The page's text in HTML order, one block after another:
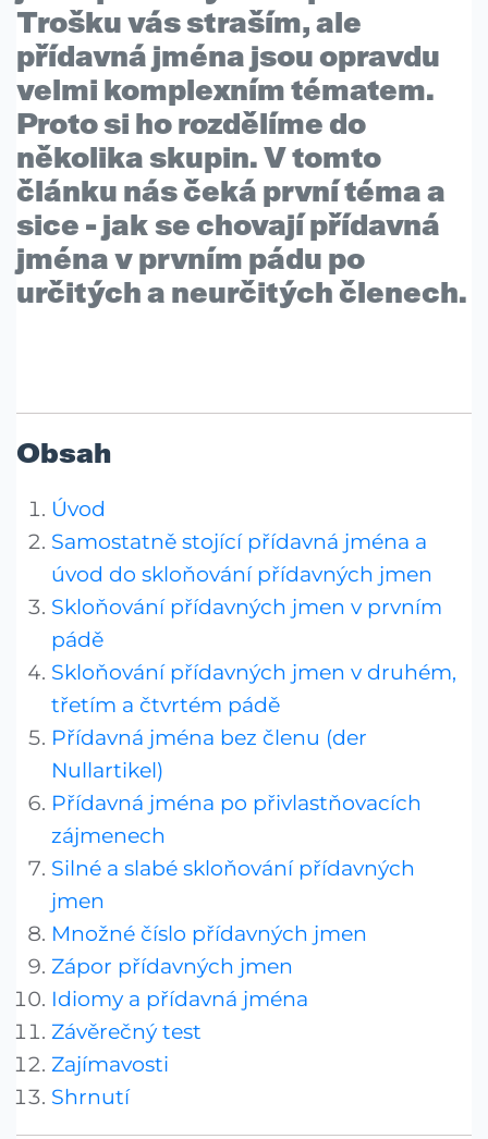
Trošku vás straším, ale
přídavná jména jsou opravdu
velmi komplexním tématem.
Proto si ho rozdělíme do
několika skupin. V tomto
článku nás čeká první téma a
sice - jak se chovají přídavná
jména v prvním pádu po
určitých a neurčitých členech.
Obsah
Úvod
Samostatně stojící přídavná jména a
úvod do skloňování přídavných jmen
Skloňování přídavných jmen v prvním
pádě
Skloňování přídavných jmen v druhém,
třetím a čtvrtém pádě
Přídavná jména bez členu (der
Nullartikel)
Přídavná jména po přivlastňovacích
zájmenech
Silné a slabé skloňování přídavných
jmen
Množné číslo přídavných jmen
Zápor přídavných jmen
Idiomy a přídavná jména
Závěrečný test
Zajímavosti
Shrnutí